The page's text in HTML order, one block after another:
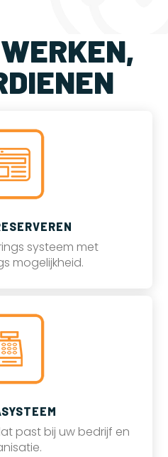
systeem met
mogelijkheid.
past bij uw bedrijf en